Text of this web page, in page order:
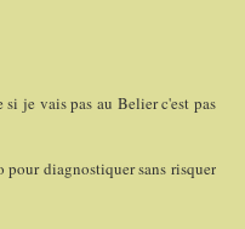
je vais pas au Belier c'est pas
diagnostiquer sans risquer